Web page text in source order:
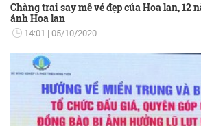
Chàng trai say mê vẻ đẹp của Hoa lan, 12
ảnh Hoa lan
14:01 05/10/2020